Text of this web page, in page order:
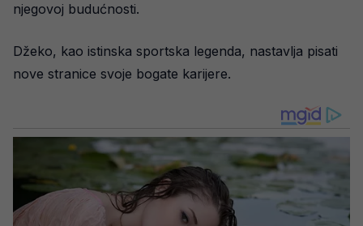
njegovoj budućnosti.
Džeko, kao istinska sportska legenda, nastavlja pisati
nove stranice svoje bogate karijere.